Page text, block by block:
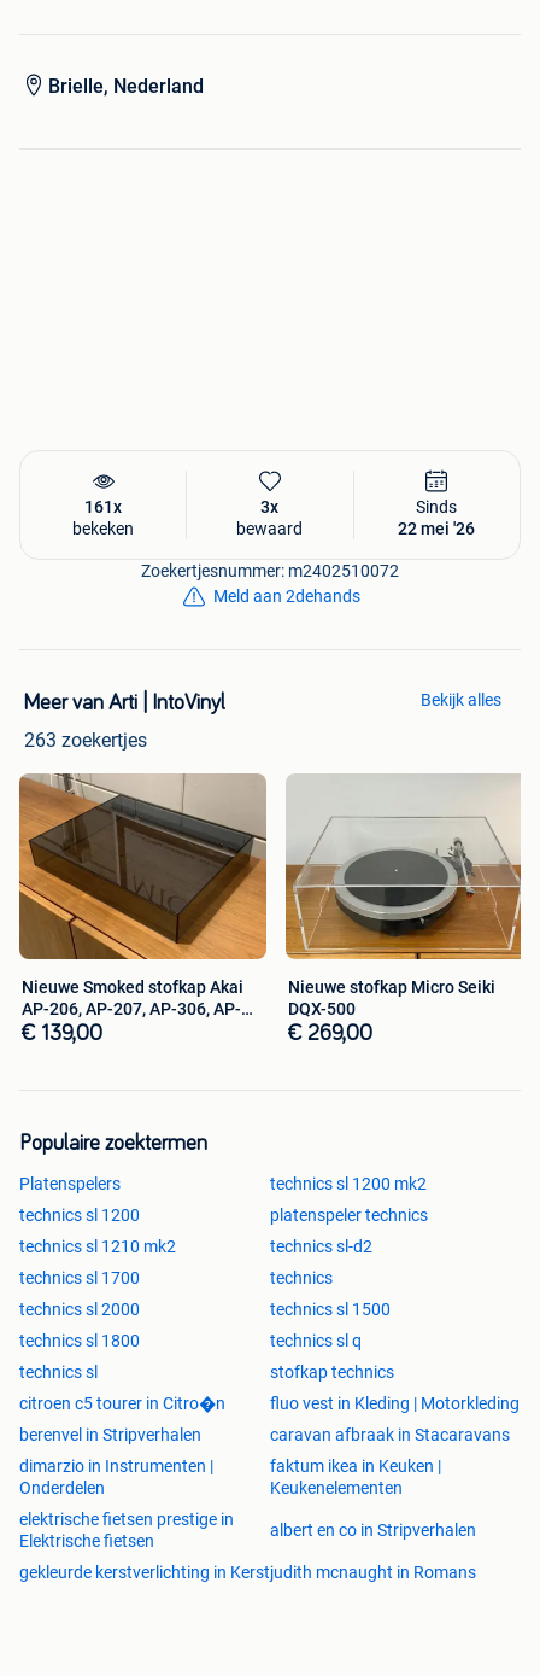
Brielle, Nederland
161x
bekeken
3x
bewaard
Sinds
22 mei '26
Zoekertjesnummer: m2402510072
Meld aan 2dehands
Meer van Arti | IntoVinyl
263 zoekertjes
Bekijk alles
Nieuwe Smoked stofkap Akai
AP-206, AP-207, AP-306, AP-
306 C
€ 139,00
Nieuwe stofkap Micro Seiki
DQX-500
€ 269,00
Populaire zoektermen
Platenspelers
technics sl 1200 mk2
technics sl 1200
platenspeler technics
technics sl 1210 mk2
technics sl-d2
technics sl 1700
technics
technics sl 2000
technics sl 1500
technics sl 1800
technics sl q
technics sl
stofkap technics
citroen c5 tourer in Citro�n
fluo vest in Kleding | Motorkleding
berenvel in Stripverhalen
caravan afbraak in Stacaravans
dimarzio in Instrumenten |
Onderdelen
faktum ikea in Keuken |
Keukenelementen
elektrische fietsen prestige in
Elektrische fietsen
albert en co in Stripverhalen
gekleurde kerstverlichting in Kerstjudith mcnaught in Romans